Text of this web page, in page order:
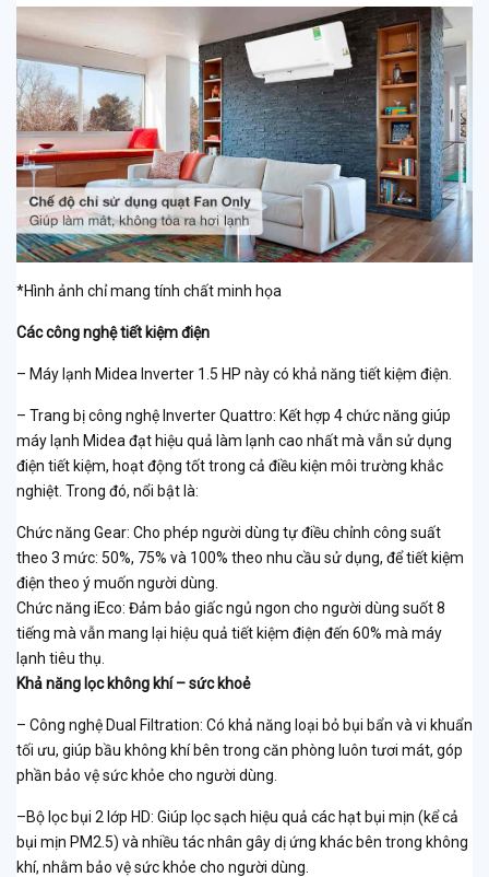
*Hình ảnh chỉ mang tính chất minh họa
Các công nghệ tiết kiệm điện
– Máy lạnh Midea Inverter 1.5 HP này có khả năng tiết kiệm điện.
– Trang bị công nghệ Inverter Quattro: Kết hợp 4 chức năng giúp
máy lạnh Midea đạt hiệu quả làm lạnh cao nhất mà vẫn sử dụng
điện tiết kiệm, hoạt động tốt trong cả điều kiện môi trường khắc
nghiệt. Trong đó, nổi bật là:
Chức năng Gear: Cho phép người dùng tự điều chỉnh công suất
theo 3 mức: 50%, 75% và 100% theo nhu cầu sử dụng, để tiết kiệm
điện theo ý muốn người dùng.
Chức năng iEco: Đảm bảo giấc ngủ ngon cho người dùng suốt 8
tiếng mà vẫn mang lại hiệu quả tiết kiệm điện đến 60% mà máy
lạnh tiêu thụ.
Khả năng lọc không khí – sức khoẻ
– Công nghệ Dual Filtration: Có khả năng loại bỏ bụi bẩn và vi khuẩn
tối ưu, giúp bầu không khí bên trong căn phòng luôn tươi mát, góp
phần bảo vệ sức khỏe cho người dùng.
–Bộ lọc bụi 2 lớp HD: Giúp lọc sạch hiệu quả các hạt bụi mịn (kể cả
bụi mịn PM2.5) và nhiều tác nhân gây dị ứng khác bên trong không
khí, nhằm bảo vệ sức khỏe cho người dùng.